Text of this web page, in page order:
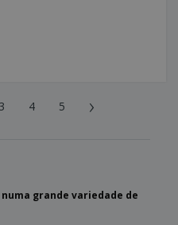
3 4 5 ›
grande variedade de